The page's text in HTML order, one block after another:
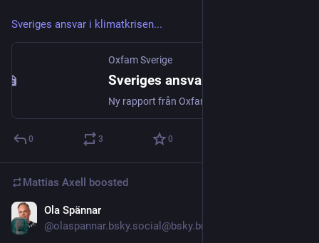
Sveriges ansvar i klimatkrisen...
Oxfam Sverige
0 3 0
Mattias Axell boosted
Ola Spännar
@olaspannar.bsky.social@bsky.brid.gy